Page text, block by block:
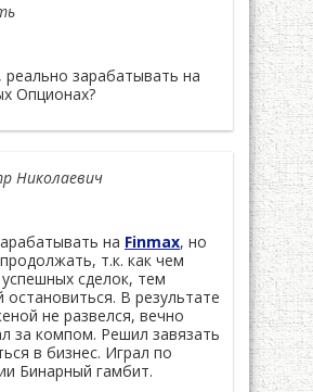
реально зарабатывать на
Опционах?
Николаевич
на Finmax, но
т.к. как чем
сделок, тем
остановиться. В результате
не развелся, вечно
за компом. Решил завязать
в бизнес. Играл по
Бинарный гамбит.